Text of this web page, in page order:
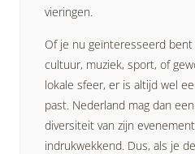
vieringen.
Of je nu geïnteresseerd
cultuur, muziek, sport, of
lokale sfeer, er is altijd wel
past. Nederland mag dan
diversiteit van zijn
indrukwekkend. Dus, als je